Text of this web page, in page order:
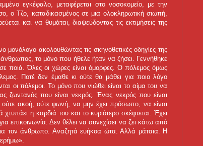
εγκέφαλο, μεταφέρεται στο νοσοκομείο, με την
ο Τζο, καταδικασμένος σε μια ολοκληρωτική σιωπή,
και να θυμάται, διαψεύδοντας τις εκτιμήσεις της
μονόλογο ακολουθώντας τις σκηνοθετικές οδηγίες της
το μόνο που ήθελε ήταν να ζήσει. Γεννήθηκε
ποιά. Όλες οι χώρες είναι όμορφες. Ο πόλεμος όμως
Ποτέ δεν έμαθε κι ούτε θα μάθει για ποιο λόγο
οι πόλεμοι. Το μόνο που νιώθει είναι το αίμα του να
ζωντανός που είναι νεκρός. Ένας νεκρός που είναι
ούτε ακοή, ούτε φωνή, να μην έχει πρόσωπο, να είναι
η καρδιά του και το κυριότερο σκέφτεται. Έχει
επικοινωνία. Δεν θέλει να συνεχίσει να ζει κάτω από
τον άνθρωπο. Αναζητά ευήκοα ώτα. Αλλά μάταια. Η